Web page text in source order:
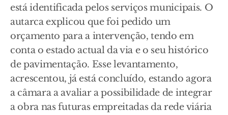
está identificada pelos serviços municipais. O
autarca explicou que foi pedido um
orçamento para a intervenção, tendo em
conta o estado actual da via e o seu histórico
de pavimentação. Esse levantamento,
acrescentou, já está concluído, estando agora
a câmara a avaliar a possibilidade de integrar
a obra nas futuras empreitadas da rede viária